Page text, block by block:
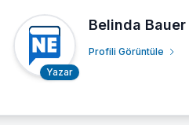
Yazar
Belinda Bauer
Profili Görüntüle